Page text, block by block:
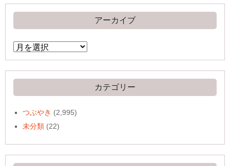
アーカイブ
ア
ー
イ
ブ
カテゴリー
つぶやき (2,995)
未分類 (22)